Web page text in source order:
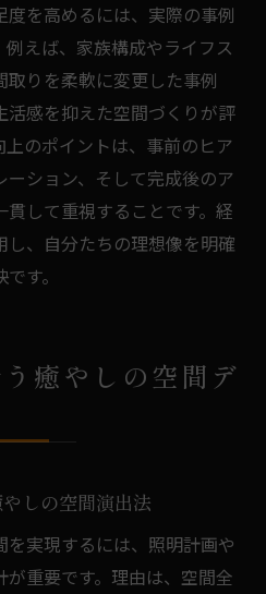
明朗化で失敗を防ぐ方法
前に確認すべき事項
るリフォーム業者探し
しむためのリフォーム活
楽しむリゾート空間の秘
ンテナンスと快適度維持
ら学ぶ長持ちのポイント
度を高めるには、実際の事例
えば、家族構成やライフス
りを柔軟に変更した事例
感を抑えた空間づくりが評
のポイントは、事前のヒア
ーション、そして完成後のア
して重視することです。経
、自分たちの理想像を明確
す。
癒やしの空間デ
しの空間演出法
を実現するには、照明計画や
重要です。理由は、空間全